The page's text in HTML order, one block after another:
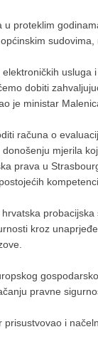
u proteklim
elektroničkih
dobiti
je ministar
računa o
mjerila
prava u
kroz
pravne
prisustvovao i